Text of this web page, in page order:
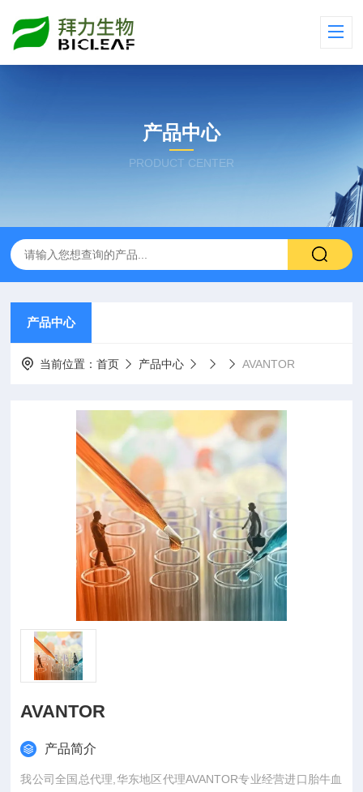
产品中心
PRODUCT CENTER
产品中心
当前位置：首页 产品中心 AVANTOR
AVANTOR
产品简介
我公司全国总代理,华东地区代理AVANTOR专业经营进口胎牛血